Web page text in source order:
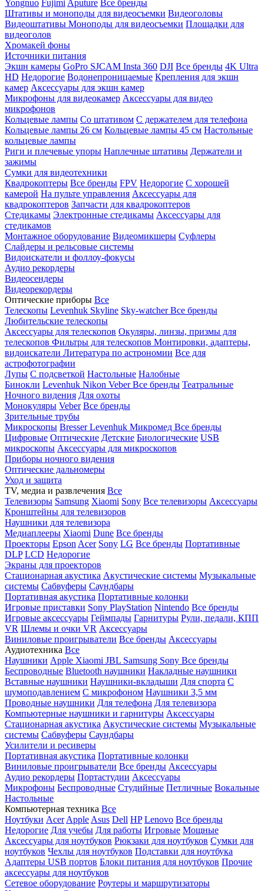
Yongnuo Fujimi Aputure Все бренды
Штативы и моноподы для видеосъемки Видеоголовы
Видеоштативы Моноподы для видеосъемки Площадки для
видеоголов
Хромакей фоны
Источники питания
Экшн камеры GoPro SJCAM Insta 360 DJI Все бренды 4K Ultra
HD Недорогие Водонепроницаемые Крепления для экшн
камер Аксессуары для экшн камер
Микрофоны для видеокамер Аксессуары для видео
микрофонов
Кольцевые лампы Со штативом C держателем для телефона
Кольцевые лампы 26 см Кольцевые лампы 45 см Настольные
кольцевые лампы
Риги и плечевые упоры Наплечные штативы Держатели и
зажимы
Сумки для видеотехники
Квадрокоптеры Все бренды FPV Недорогие С хорошей
камерой На пульте управления Аксессуары для
квадрокоптеров Запчасти для квадрокоптеров
Стедикамы Электронные стедикамы Аксессуары для
стедикамов
Монтажное оборудование Видеомикшеры Суфлеры
Слайдеры и рельсовые системы
Видоискатели и фоллоу-фокусы
Аудио рекордеры
Видеосендеры
Видеорекордеры
Оптические приборы Все
Телескопы Levenhuk Skyline Sky-watcherВсе бренды
Любительские телескопы
Аксессуары для телескопов Окуляры, линзы, призмы для
телескопов Фильтры для телескопов Монтировки, адаптеры,
видоискатели Литература по астрономии Все для
астрофотографии
Лупы С подсветкой Настольные Налобные
Бинокли Levenhuk Nikon VeberВсе бренды Театральные
Ночного видения Для охоты
Монокуляры Veber Все бренды
Зрительные трубы
Микроскопы BresserLevenhuk Микромед Все бренды
Цифровые Оптические Детские Биологические USB
микроскопы Аксессуары для микроскопов
Приборы ночного видения
Оптические дальномеры
Уход и защита
TV, медиа и развлечения Все
Телевизоры Samsung Xiaomi Sony Все телевизоры Аксессуары
Кронштейны для телевизоров
Наушники для телевизора
Медиаплееры Xiaomi Dune Все бренды
Проекторы Epson Acer Sony LG Все бренды Портативные
DLP LCD Недорогие
Экраны для проекторов
Стационарная акустика Акустические системы Музыкальные
системы Сабвуферы Саундбары
Портативная акустика Портативные колонки
Игровые приставки Sony PlayStation Nintendo Все бренды
Игровые аксессуары Геймпады Гарнитуры Рули, педали, КПП
VR Шлемы и очки VR Аксессуары
Виниловые проигрыватели Все бренды Аксессуары
Аудиотехника Все
Наушники Apple Xiaomi JBL Samsung Sony Все бренды
Беспроводные Bluetooth наушники Накладные наушники
Вставные наушники Наушники-вкладыши Для спорта С
шумоподавлением С микрофоном Наушники 3,5 мм
Проводные наушники Для телефона Для телевизора
Компьютерные наушники и гарнитуры Аксессуары
Стационарная акустика Акустические системы Музыкальные
системы Сабвуферы Саундбары
Усилители и ресиверы
Портативная акустика Портативные колонки
Виниловые проигрыватели Все бренды Аксессуары
Аудио рекордеры Портастудии Аксессуары
Микрофоны Беспроводные Студийные Петличные Вокальные
Настольные
Компьютерная техника Все
Ноутбуки Acer Apple Asus Dell HP Lenovo Все бренды
Недорогие Для учебы Для работы Игровые Мощные
Аксессуары для ноутбуков Рюкзаки для ноутбуков Сумки для
ноутбуков Чехлы для ноутбуков Подставки для ноутбука
Адаптеры USB портов Блоки питания для ноутбуков Прочие
аксессуары для ноутбуков
Сетевое оборудование Роутеры и маршрутизаторы